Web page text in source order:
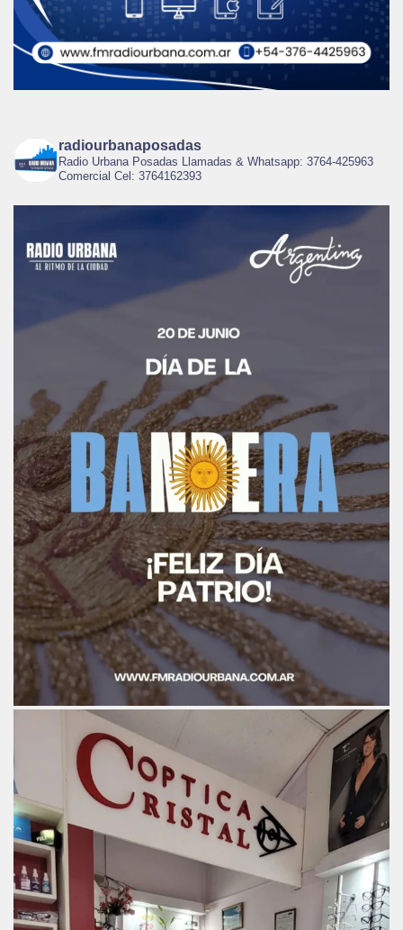
radiourbanaposadas
Radio Urbana Posadas Llamadas & Whatsapp: 3764-425963
Comercial Cel: 3764162393